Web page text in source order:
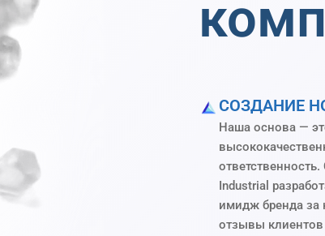
СОЗДАНИЕ
Наша основа —
Industrial
имидж бренда за
отзывы